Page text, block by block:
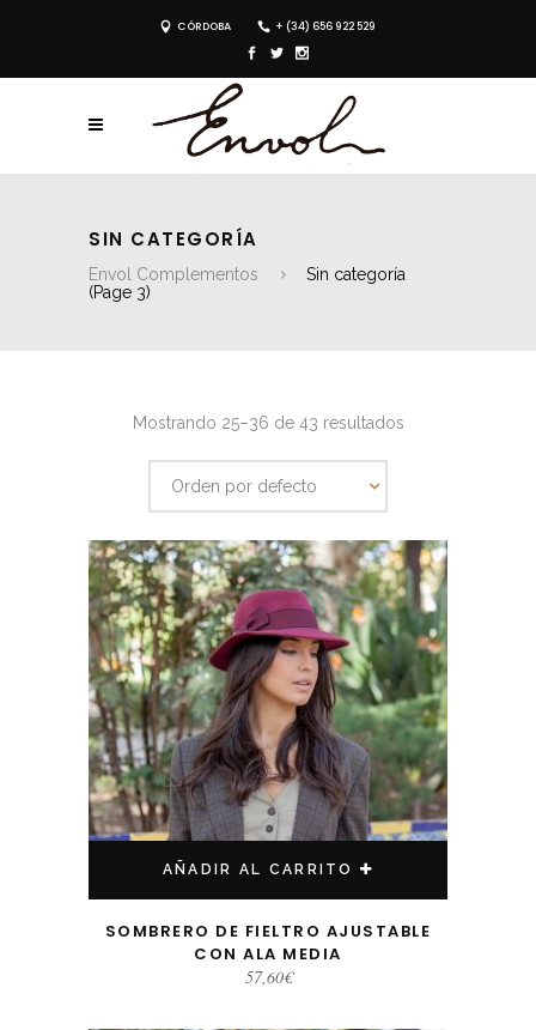
CÓRDOBA + (34) 656 922 529
SIN CATEGORÍA
Envol Complementos
Sin categoría
(Page 3)
Mostrando 25–36 de 43 resultados
Orden por defecto
AÑADIR AL CARRITO
SOMBRERO DE FIELTRO AJUSTABLE
CON ALA MEDIA
57,60€